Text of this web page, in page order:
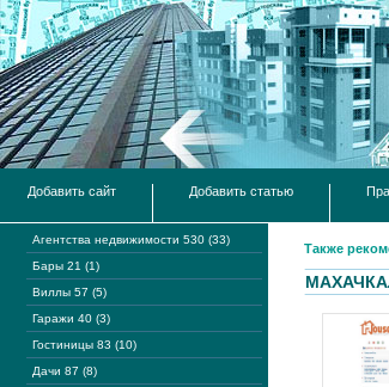
Добавить сайт Добавить статью
Агентства недвижимости 530 (33)
Бары 21 (1)
Виллы 57 (5)
Гаражи 40 (3)
Гостиницы 83 (10)
Дачи 87 (8)
Также